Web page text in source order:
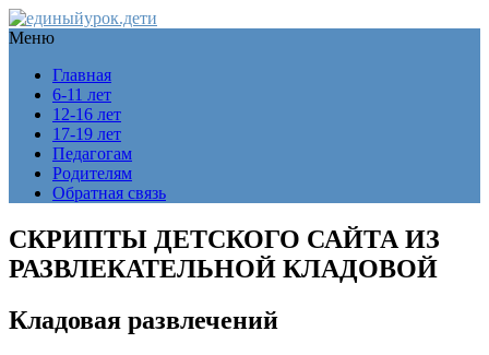
Меню
Главная
6-11 лет
12-16 лет
17-19 лет
Педагогам
Родителям
Обратная связь
СКРИПТЫ ДЕТСКОГО САЙТА ИЗ
РАЗВЛЕКАТЕЛЬНОЙ КЛАДОВОЙ
Кладовая развлечений